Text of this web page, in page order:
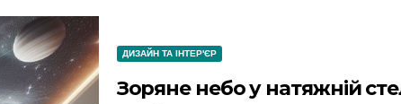
ДИЗАЙН ТА ІНТЕР'ЄР
Зоряне небо у натяжній